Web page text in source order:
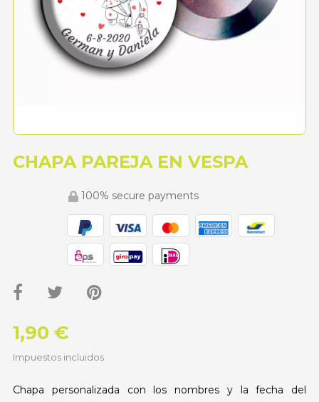
CHAPA PAREJA EN VESPA
100% secure payments
1,90 €
Impuestos incluidos
Chapa personalizada con los nombres y la fecha del